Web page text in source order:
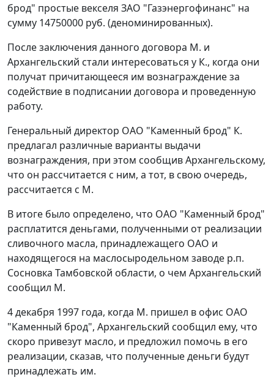
брод" простые векселя ЗАО "Газэнергофинанс" на
сумму 14750000 руб. (деноминированных).
После заключения данного договора М. и
Архангельский стали интересоваться у К., когда они
получат причитающееся им вознаграждение за
содействие в подписании договора и проведенную
работу.
Генеральный директор ОАО "Каменный брод" К.
предлагал различные варианты выдачи
вознаграждения, при этом сообщив Архангельскому,
что он рассчитается с ним, а тот, в свою очередь,
рассчитается с М.
В итоге было определено, что ОАО "Каменный брод"
расплатится деньгами, полученными от реализации
сливочного масла, принадлежащего ОАО и
находящегося на маслосыродельном заводе р.п.
Сосновка Тамбовской области, о чем Архангельский
сообщил М.
4 декабря 1997 года, когда М. пришел в офис ОАО
"Каменный брод", Архангельский сообщил ему, что
скоро привезут масло, и предложил помочь в его
реализации, сказав, что полученные деньги будут
принадлежать им.